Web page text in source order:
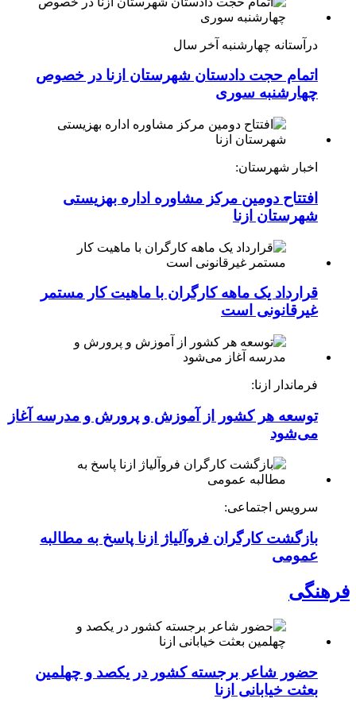
درآستانه چهارشنبه آخر سال
اتمام حجت دادستان شهرستان ازنا در خصوص
چهارشنبه ‌سوری
اخبار شهرستان:
افتتاح دومین مرکز مشاوره اداره بهزیستی
شهرستان ازنا
قرارداد یک ماهه کارگران با ماهیت کار مستمر
غیرقانونی است
فرماندار ازنا:
توسعه هر کشور از آموزش و پرورش و مدرسه آغاز
می‌شود
سرویس اجتماعی:
بازگشت کارگران فروآلیاژ ازنا پاسخ به مطالبه
عمومی
فرهنگی
حضور شاعر برجسته کشور در یکصد و چهلمین
بعثت خیابانی ازنا